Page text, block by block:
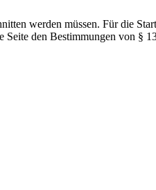
werden müssen. Für die
den Bestimmungen von §